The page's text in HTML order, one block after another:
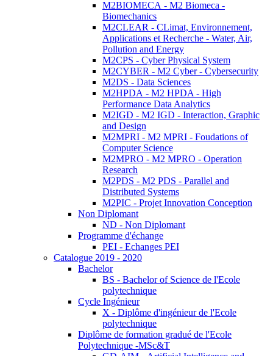
M2BIOMECA - M2 Biomeca -
Biomechanics
M2CLEAR - CLimat, Environnement,
Applications et Recherche - Water, Air,
Pollution and Energy
M2CPS - Cyber Physical System
M2CYBER - M2 Cyber - Cybersecurity
M2DS - Data Sciences
M2HPDA - M2 HPDA - High
Performance Data Analytics
M2IGD - M2 IGD - Interaction, Graphic
and Design
M2MPRI - M2 MPRI - Foudations of
Computer Science
M2MPRO - M2 MPRO - Operation
Research
M2PDS - M2 PDS - Parallel and
Distributed Systems
M2PIC - Projet Innovation Conception
Non Diplomant
ND - Non Diplomant
Programme d'échange
PEI - Echanges PEI
Catalogue 2019 - 2020
Bachelor
BS - Bachelor of Science de l'Ecole
polytechnique
Cycle Ingénieur
X - Diplôme d'ingénieur de l'Ecole
polytechnique
Diplôme de formation gradué de l'Ecole
Polytechnique -MSc&T